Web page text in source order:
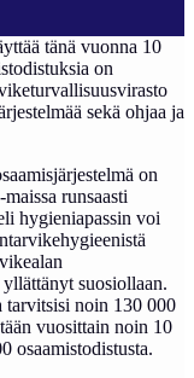
tänä vuonna 10
on
sekä ohjaa ja
on
runsaasti
hygieniapassin voi
suosiollaan.
tarvitsisi noin 130 000
vuosittain noin 10
osaamistodistusta.